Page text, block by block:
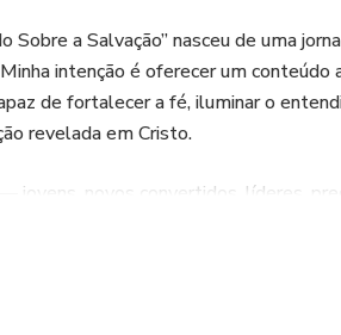
Sobre a Salvação” nasceu de uma
intenção é oferecer um
de fortalecer a fé, iluminar o
revelada em Cristo.
jovens, novos convertidos, líderes,
a um estudo que torne a doutrina da